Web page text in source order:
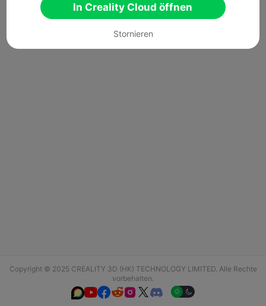
Copyright © 2025 CREALITY 3D (HK) TECHNOLOGY LIMITED. Alle Rechte
vorbehalten.
  
In Creality Cloud öffnen
Stornieren